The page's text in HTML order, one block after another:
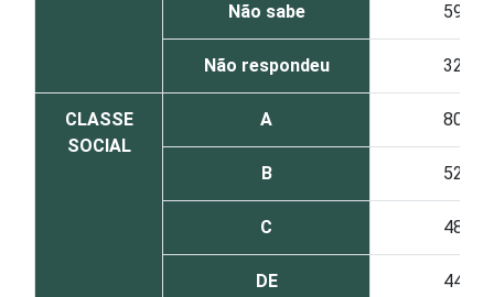
Não sabe 59
Não respondeu 32
CLASSE
SOCIAL
A 80
B 52
C 48
DE 44